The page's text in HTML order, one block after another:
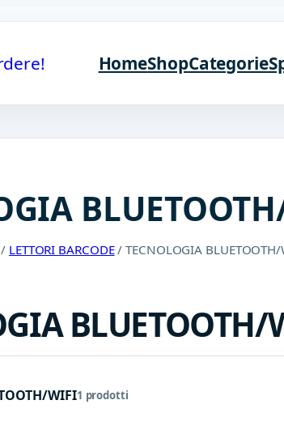
HomeShopCategorie
/ LETTORI BARCODE/ TECNOLOGIA BLUETOOTH/
BLUETOOTH/
WIFI1 prodotti